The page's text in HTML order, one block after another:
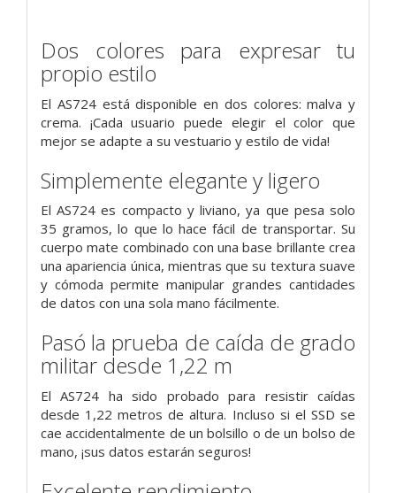
Dos colores para expresar tu
propio estilo
El AS724 está disponible en dos colores: malva y
crema. ¡Cada usuario puede elegir el color que
mejor se adapte a su vestuario y estilo de vida!
Simplemente elegante y ligero
El AS724 es compacto y liviano, ya que pesa solo
35 gramos, lo que lo hace fácil de transportar. Su
cuerpo mate combinado con una base brillante crea
una apariencia única, mientras que su textura suave
y cómoda permite manipular grandes cantidades
de datos con una sola mano fácilmente.
Pasó la prueba de caída de grado
militar desde 1,22 m
El AS724 ha sido probado para resistir caídas
desde 1,22 metros de altura. Incluso si el SSD se
cae accidentalmente de un bolsillo o de un bolso de
mano, ¡sus datos estarán seguros!